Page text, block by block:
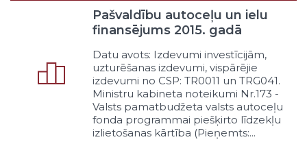
Sociālā drošība
Atbalsts trūcīgajiem
Atbalsts sociāli mazaizsargātajiem
Līdzdalības organizēšana
Mājokļa politika
Nodarbinātība
Atbalsts ģimenēm ar bērniem
Atbalsts sociālajai
uzņēmējdarbībai
Pašvaldību autoceļu un ielu
finansējums 2015. gadā
Datu avots: Izdevumi investīcijām,
uzturēšanas izdevumi, vispārējie
izdevumi no CSP: TR0011 un TRG041.
Ministru kabineta noteikumi Nr.173 -
Valsts pamatbudžeta valsts autoceļu
fonda programmai piešķirto līdzekļu
izlietošanas kārtība (Pieņemts:...